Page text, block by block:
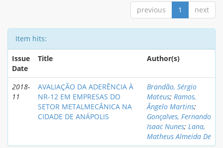
previous 1 next
Item hits:
Issue
Date
Title Author(s)
2018-
11
AVALIAÇÃO DA ADERÊNCIA À
NR-12 EM EMPRESAS DO
SETOR METALMECÂNICA NA
CIDADE DE ANÁPOLIS
Brandão, Sérgio
Mateus; Ramos,
Ângelo Martins;
Gonçalves, Fernando
Isaac Nunes; Lana,
Matheus Almeida De